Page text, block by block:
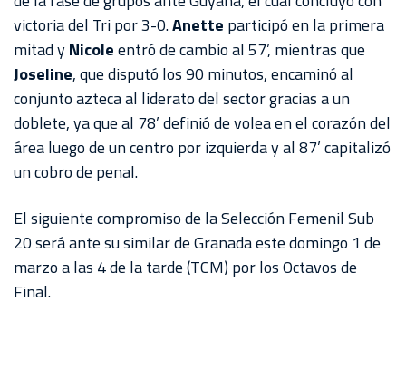
victoria del Tri por 3-0.Anette participó en la primera
mitad yNicoleentró de cambio al 57’, mientras que
Joseline, que disputó los 90 minutos, encaminó al
conjunto azteca al liderato del sector gracias a un
doblete, ya que al 78’ definió de volea en el corazón del
área luego de un centro por izquierda y al 87’ capitalizó
un cobro de penal.
El siguiente compromiso de la Selección Femenil Sub
20 será ante su similar de Granada este domingo 1 de
marzo a las 4 de la tarde (TCM) por los Octavos de
Final.